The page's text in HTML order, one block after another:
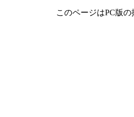
このページはPC版の